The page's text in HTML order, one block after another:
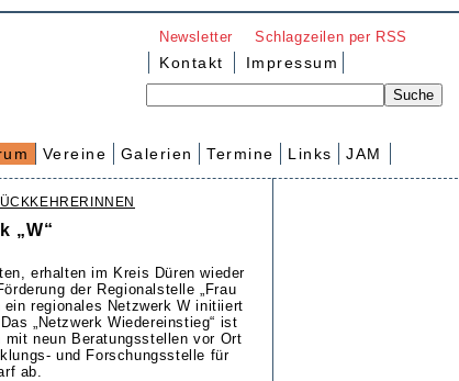
Newsletter Schlagzeilen per RSS
Kontakt Impressum
Vereine Galerien Termine Links JAM
„W“
erhalten im Kreis Düren wieder
der Regionalstelle „Frau
regionales Netzwerk W initiiert
„Netzwerk Wiedereinstieg“ ist
neun Beratungsstellen vor Ort
und Forschungsstelle für
ab.